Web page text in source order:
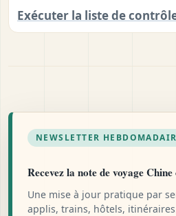
Exécuter la liste de
NEWSLETTER
Recevez la note de voyage
Une mise à jour pratique par
applis, trains, hôtels,